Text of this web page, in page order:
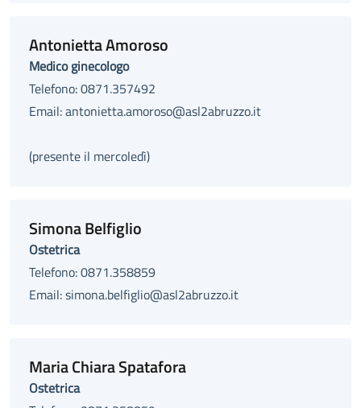
Antonietta Amoroso
Medico ginecologo
Telefono: 0871.357492
Email: antonietta.amoroso@asl2abruzzo.it
(presente il mercoledì)
Simona Belfiglio
Ostetrica
Telefono: 0871.358859
Email: simona.belfiglio@asl2abruzzo.it
Maria Chiara Spatafora
Ostetrica